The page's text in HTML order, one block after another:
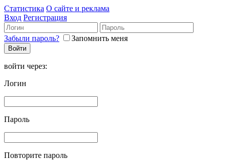
Статистика О сайте и реклама
Вход Регистрация
Забыли пароль? Запомнить меня
войти через:
Логин
Пароль
Повторите пароль